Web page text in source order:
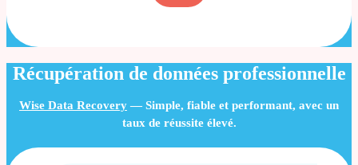
Récupération de données professionnelle
Wise Data Recovery — Simple, fiable et performant, avec un
taux de réussite élevé.